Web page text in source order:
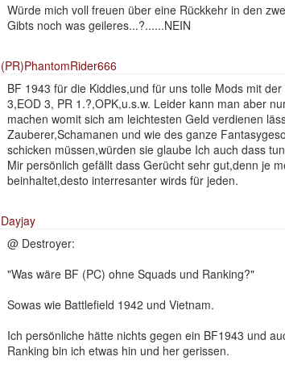
Würde mich voll freuen über eine Rückkehr in den
Gibts noch was geileres...?......NEIN
(PR)PhantomRider666
BF 1943 für die Kiddies,und für uns tolle Mods mit
3,EOD 3, PR 1.?,OPK,u.s.w. Leider kann man aber
machen womit sich am leichtesten Geld verdienen
Zauberer,Schamanen und wie des ganze
schicken müssen,würden sie glaube Ich auch dass
Mir persönlich gefällt dass Gerücht sehr gut,denn je
beinhaltet,desto interresanter wirds für jeden.
Dayjay
@ Destroyer:
"Was wäre BF (PC) ohne Squads und Ranking?"
Sowas wie Battlefield 1942 und Vietnam.
Ich persönliche hätte nichts gegen ein BF1943 und
Ranking bin ich etwas hin und her gerissen.